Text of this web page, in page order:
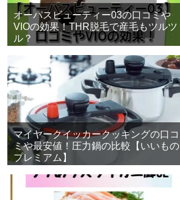
オーパスビューティー03の口コミや
VIOの効果！THR脱毛で産毛もツルツ
ル？
マイヤークイッカークッキングの口コ
ミや最安値！圧力鍋の比較【いいもの
プレミアム】